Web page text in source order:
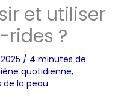
et utiliser
?
/ 4 minutes de
quotidienne,
de la peau